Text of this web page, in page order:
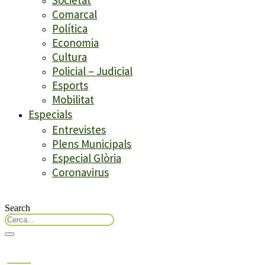
Comarcal
Política
Economia
Cultura
Policial – Judicial
Esports
Mobilitat
Especials
Entrevistes
Plens Municipals
Especial Glòria
Coronavirus
Search